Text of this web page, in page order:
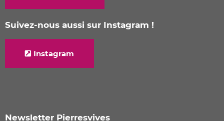
Suivez-nous aussi sur Instagram !
Instagram
Newsletter Pierresvives